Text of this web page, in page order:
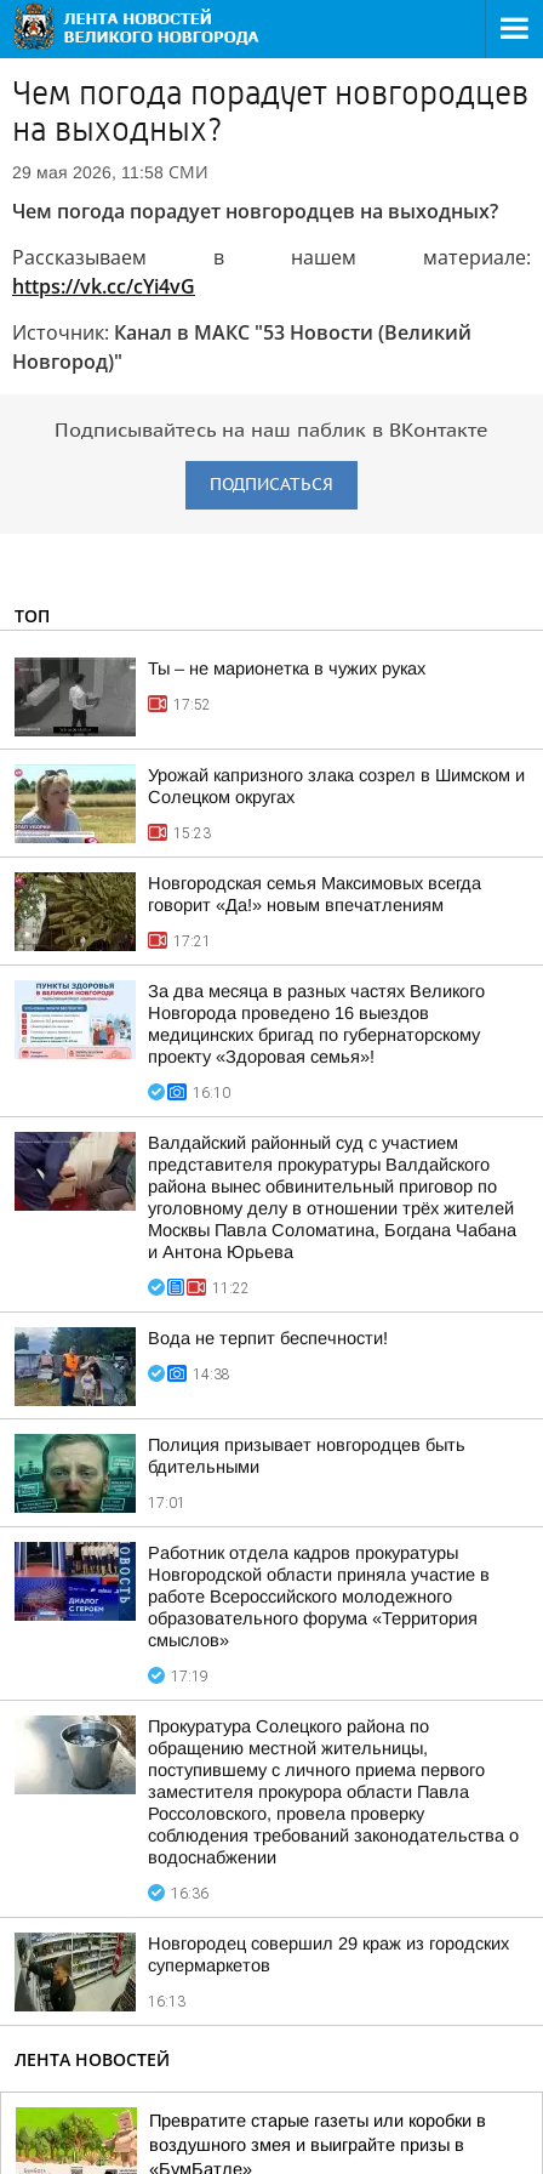
Чем погода порадует новгородцев
на выходных?
29 мая 2026, 11:58 СМИ
Чем погода порадует новгородцев на выходных?
Рассказываем в нашем материале:
https://vk.cc/cYi4vG
Источник: Канал в МАКС "53 Новости (Великий
Новгород)"
Подписывайтесь на наш паблик в ВКонтакте
ПОДПИСАТЬСЯ
ТОП
Ты – не марионетка в чужих руках
17:52
Урожай капризного злака созрел в Шимском и
Солецком округах
15:23
Новгородская семья Максимовых всегда
говорит «Да!» новым впечатлениям
17:21
За два месяца в разных частях Великого
Новгорода проведено 16 выездов
медицинских бригад по губернаторскому
проекту «Здоровая семья»!
16:10
Валдайский районный суд с участием
представителя прокуратуры Валдайского
района вынес обвинительный приговор по
уголовному делу в отношении трёх жителей
Москвы Павла Соломатина, Богдана Чабана
и Антона Юрьева
11:22
Вода не терпит беспечности!
14:38
Полиция призывает новгородцев быть
бдительными
17:01
Работник отдела кадров прокуратуры
Новгородской области приняла участие в
работе Всероссийского молодежного
образовательного форума «Территория
смыслов»
17:19
Прокуратура Солецкого района по
обращению местной жительницы,
поступившему с личного приема первого
заместителя прокурора области Павла
Россоловского, провела проверку
соблюдения требований законодательства о
водоснабжении
16:36
Новгородец совершил 29 краж из городских
супермаркетов
16:13
ЛЕНТА НОВОСТЕЙ
Превратите старые газеты или коробки в
воздушного змея и выиграйте призы в
«БумБатле»